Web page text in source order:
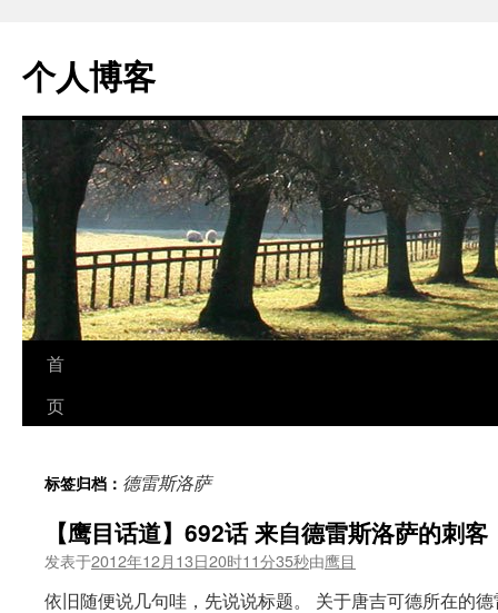
个人博客
跳
至
文
首
页
标签归档： 德雷斯洛萨
【鹰目话道】692话 来自德雷斯洛萨的刺客
发表于2012年12月13日20时11分35秒由鹰目
依旧随便说几句哇，先说说标题。 关于唐吉可德所在的